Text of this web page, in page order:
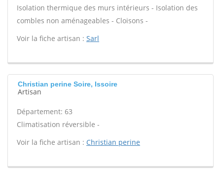
Isolation thermique des murs intérieurs - Isolation des
combles non aménageables - Cloisons -
Voir la fiche artisan : Sarl
Christian perine Soire, Issoire
Artisan
Département: 63
Climatisation réversible -
Voir la fiche artisan : Christian perine